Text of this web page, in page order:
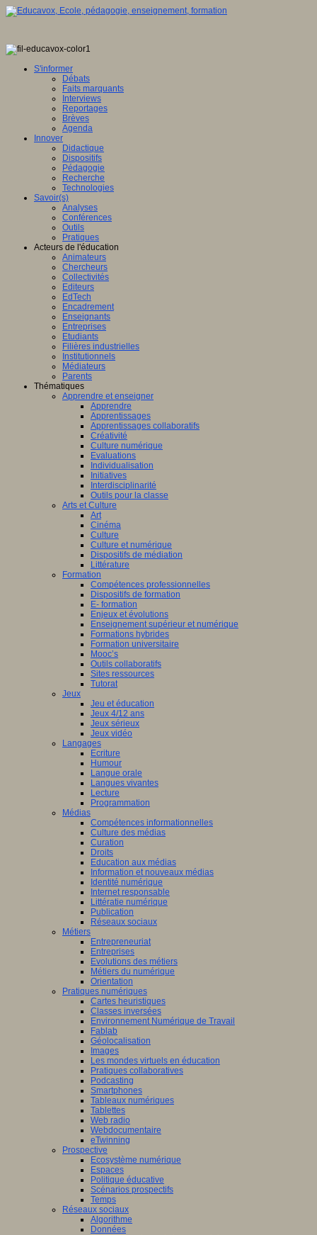
S'informer
Débats
Faits marquants
Interviews
Reportages
Brèves
Agenda
Innover
Didactique
Dispositifs
Pédagogie
Recherche
Technologies
Savoir(s)
Analyses
Conférences
Outils
Pratiques
Acteurs de l'éducation
Animateurs
Chercheurs
Collectivités
Editeurs
EdTech
Encadrement
Enseignants
Entreprises
Etudiants
Filières industrielles
Institutionnels
Médiateurs
Parents
Thématiques
Apprendre et enseigner
Apprendre
Apprentissages
Apprentissages collaboratifs
Créativité
Culture numérique
Evaluations
Individualisation
Initiatives
Interdisciplinarité
Outils pour la classe
Arts et Culture
Art
Cinéma
Culture
Culture et numérique
Dispositifs de médiation
Littérature
Formation
Compétences professionnelles
Dispositifs de formation
E- formation
Enjeux et évolutions
Enseignement supérieur et numérique
Formations hybrides
Formation universitaire
Mooc’s
Outils collaboratifs
Sites ressources
Tutorat
Jeux
Jeu et éducation
Jeux 4/12 ans
Jeux sérieux
Jeux vidéo
Langages
Ecriture
Humour
Langue orale
Langues vivantes
Lecture
Programmation
Médias
Compétences informationnelles
Culture des médias
Curation
Droits
Education aux médias
Information et nouveaux médias
Identité numérique
Internet responsable
Littératie numérique
Publication
Réseaux sociaux
Métiers
Entrepreneuriat
Entreprises
Evolutions des métiers
Métiers du numérique
Orientation
Pratiques numériques
Cartes heuristiques
Classes inversées
Environnement Numérique de Travail
Fablab
Géolocalisation
Images
Les mondes virtuels en éducation
Pratiques collaboratives
Podcasting
Smartphones
Tableaux numériques
Tablettes
Web radio
Webdocumentaire
eTwinning
Prospective
Ecosystème numérique
Espaces
Politique éducative
Scénarios prospectifs
Temps
Réseaux sociaux
Algorithme
Données